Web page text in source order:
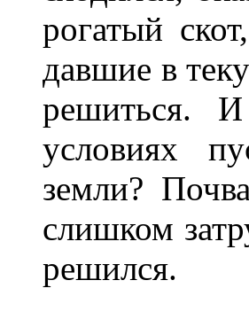
рогатый
давшие в
решиться.
условиях
земли?
слишком
решился.